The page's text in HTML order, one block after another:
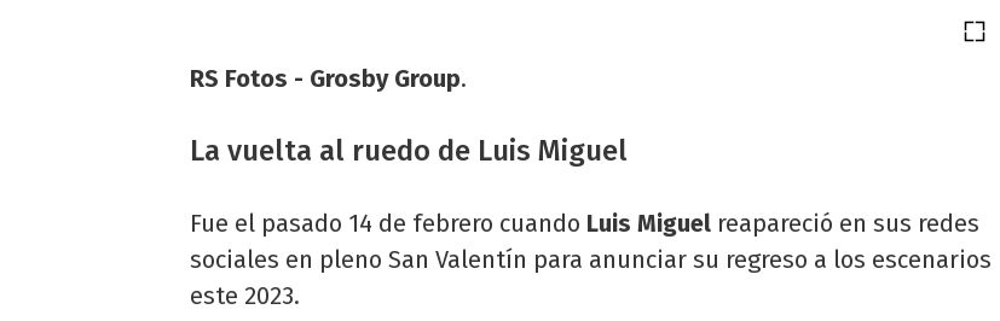
RS Fotos - Grosby Group.
La vuelta al ruedo de Luis Miguel
Fue el pasado 14 de febrero cuando Luis Miguel reapareció en sus redes
sociales en pleno San Valentín para anunciar su regreso a los escenarios
este 2023.